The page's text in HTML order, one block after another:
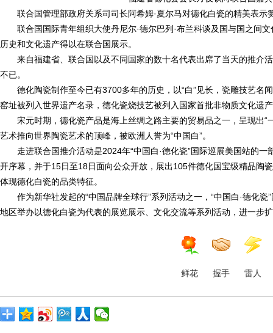
联合国管理部政府关系司司长阿希姆·夏尔马对德化白瓷的精美表
联合国国际青年组织大使丹尼尔·德尔巴列·布兰科谈及国与国之间
历史和文化遗产得以在联合国展示。
来自福建省、联合国以及不同国家的数十名代表出席了当天的推介
不已。
德化陶瓷制作至今已有3700多年的历史，以“白”见长，瓷雕技艺名
窑址被列入世界遗产名录，德化瓷烧技艺被列入国家首批非物质文化遗
宋元时期，德化瓷产品是海上丝绸之路主要的贸易品之一，呈现出
艺术推向世界陶瓷艺术的顶峰，被欧洲人誉为“中国白”。
走进联合国推介活动是2024年“中国白·德化瓷”国际巡展美国站的
开序幕，并于15日至18日面向公众开放，展出105件德化国宝级精品陶
体现德化白瓷的品类特征。
作为新华社发起的“中国品牌全球行”系列活动之一，“中国白·德化
地区举办以德化白瓷为代表的展览展示、文化交流等系列活动，进一步
鲜花 握手 雷人